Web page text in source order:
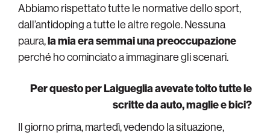
Abbiamo rispettato tutte le normative dello sport,
dall’antidoping a tutte le altre regole. Nessuna
paura,la mia era semmai una preoccupazione
perché ho cominciato a immaginare gli scenari.
Per questo per Laigueglia avevate tolto tutte le
scritte da auto, maglie e bici?
Il giorno prima, martedì, vedendo la situazione,